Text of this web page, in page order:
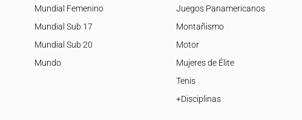
Mundial Femenino
Mundial Sub 17
Mundial Sub 20
Mundo
Juegos Panamericanos
Montañismo
Motor
Mujeres de Élite
Tenis
+Disciplinas